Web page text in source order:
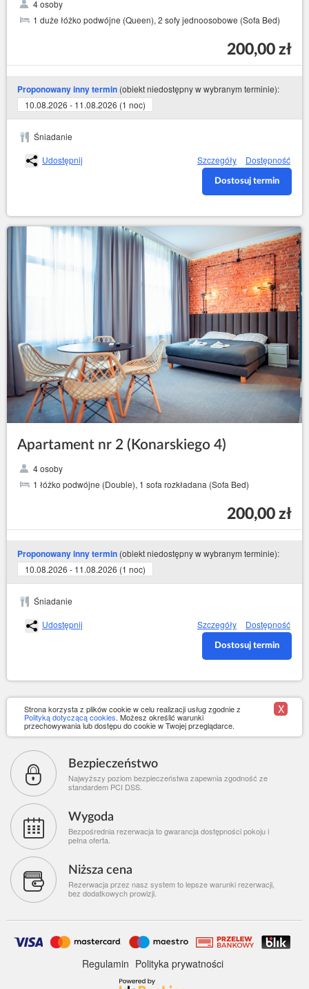
4 osoby
1 duże łóżko podwójne (Queen), 2 sofy jednoosobowe (Sofa Bed)
200,00 zł
Proponowany inny termin (obiekt niedostępny w wybranym terminie):
10.08.2026 - 11.08.2026 (1 noc)
Śniadanie
Udostępnij
Szczegóły Dostępność
Dostosuj termin
Apartament nr 2 (Konarskiego 4)
4 osoby
1 łóżko podwójne (Double), 1 sofa rozkładana (Sofa Bed)
200,00 zł
Proponowany inny termin (obiekt niedostępny w wybranym terminie):
10.08.2026 - 11.08.2026 (1 noc)
Śniadanie
Udostępnij
Szczegóły Dostępność
Dostosuj termin
Strona korzysta z plików cookie w celu realizacji usług zgodnie z
Polityką dotyczącą cookies. Możesz określić warunki
przechowywania lub dostępu do cookie w Twojej przeglądarce.
X
Bezpieczeństwo
Najwyższy poziom bezpieczeństwa zapewnia zgodność ze
standardem PCI DSS.
Wygoda
Bezpośrednia rezerwacja to gwarancja dostępności pokoju i
pełna oferta.
Niższa cena
Rezerwacja przez nasz system to lepsze warunki rezerwacji,
bez dodatkowych prowizji.
Regulamin Polityka prywatności